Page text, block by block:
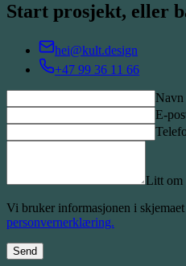
Start prosjekt, eller
hei@kult.design
+47 99 36 11 66
Navn
E-
Litt om
Vi bruker informasjonen i
personvernerklæring.
Send